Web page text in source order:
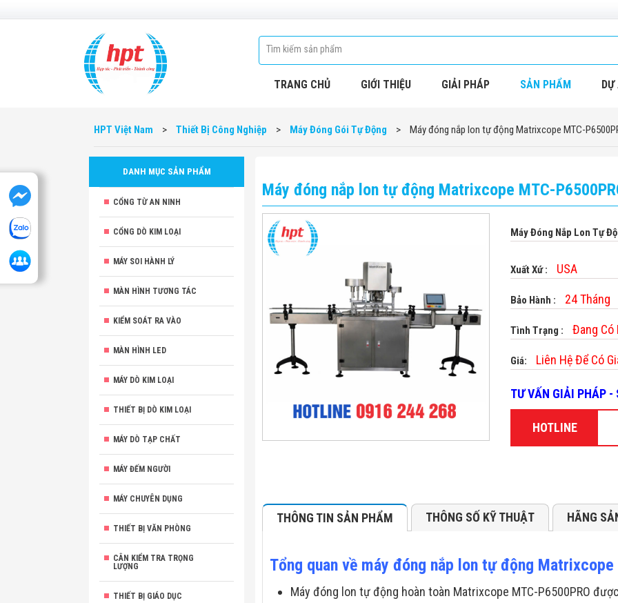
TRANG CHỦ GIỚI THIỆU GIẢI PHÁP SẢN PHẨM
HPT Việt Nam > Thiết Bị Công Nghiệp > Máy Đóng Gói Tự Động > Máy đóng nắp lon tự động Matrixcope MTC-
DANH MỤC SẢN PHẨM
CỔNG TỪ AN NINH
CỔNG DÒ KIM LOẠI
MÁY SOI HÀNH LÝ
MÀN HÌNH TƯƠNG TÁC
KIỂM SOÁT RA VÀO
MÀN HÌNH LED
MÁY DÒ KIM LOẠI
THIẾT BỊ DÒ KIM LOẠI
MÁY DÒ TẠP CHẤT
MÁY ĐẾM NGƯỜI
MÁY CHUYÊN DỤNG
THIẾT BỊ VĂN PHÒNG
CÂN KIỂM TRA TRỌNG
LƯỢNG
THIẾT BỊ GIÁO DỤC
Máy đóng nắp lon tự động Matrixcope MTC-
Máy Đóng Nắp Lon Tự
Xuất Xứ : USA
Bảo Hành : 24 Tháng
Tình Trạng : Đang Có
Giá: Liên Hệ Để Có
TƯ VẤN GIẢI PHÁP -
HOTLINE
THÔNG TIN SẢN PHẨM THÔNG SỐ KỸ THUẬT HÃNG
Tổng quan về máy đóng nắp lon tự động Matrixcope
Máy đóng lon tự động hoàn toàn Matrixcope MTC-P6500PRO